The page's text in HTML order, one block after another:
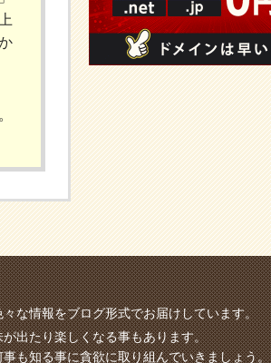
な情報をブログ形式でお届けしています。
出たり楽しくなる事もあります。
も知る事に貪欲に取り組んでいきましょう。